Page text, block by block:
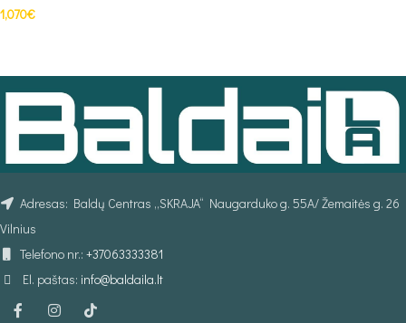
1,070€
Adresas: Baldų Centras „SKRAJA“ Naugarduko g. 55A/ Žemaitės g. 26
Vilnius
Telefono nr.: +37063333381
El. paštas: info@baldaila.lt